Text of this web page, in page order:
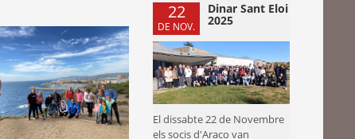
22
DE NOV.
Dinar Sant Eloi
2025
El dissabte 22 de Novembre
els socis d'Araco van